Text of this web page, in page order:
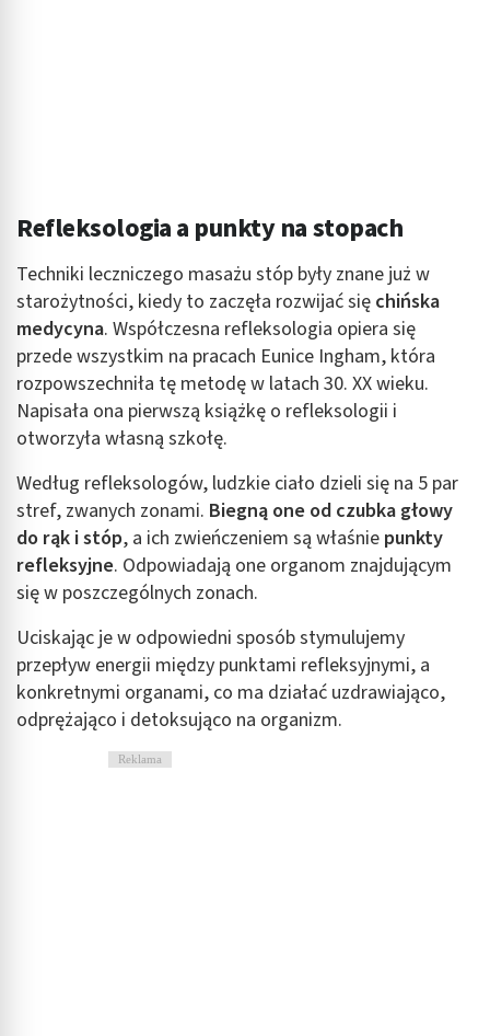
Refleksologia a punkty na stopach
Techniki leczniczego masażu stóp były znane już w
starożytności, kiedy to zaczęła rozwijać się chińska
medycyna. Współczesna refleksologia opiera się
przede wszystkim na pracach Eunice Ingham, która
rozpowszechniła tę metodę w latach 30. XX wieku.
Napisała ona pierwszą książkę o refleksologii i
otworzyła własną szkołę.
Według refleksologów, ludzkie ciało dzieli się na 5 par
stref, zwanych zonami. Biegną one od czubka głowy
do rąk i stóp, a ich zwieńczeniem są właśnie punkty
refleksyjne. Odpowiadają one organom znajdującym
się w poszczególnych zonach.
Uciskając je w odpowiedni sposób stymulujemy
przepływ energii między punktami refleksyjnymi, a
konkretnymi organami, co ma działać uzdrawiająco,
odprężająco i detoksująco na organizm.
Reklama